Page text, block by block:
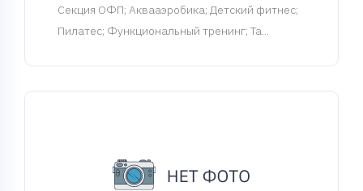
Cекция ОФП; Аквааэробика; Детский фитнес;
Пилатес; Функциональный тренинг; Та...